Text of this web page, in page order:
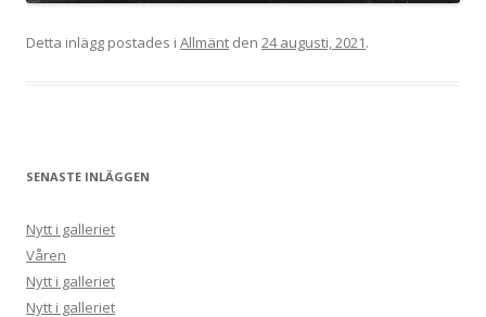
Detta inlägg postades i Allmänt den 24 augusti, 2021.
SENASTE INLÄGGEN
Nytt i galleriet
Våren
Nytt i galleriet
Nytt i galleriet